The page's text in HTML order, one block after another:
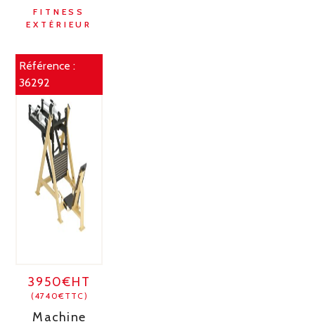
FITNESS
EXTÉRIEUR
Référence :
36292
3950€HT
(4740€TTC)
Machine